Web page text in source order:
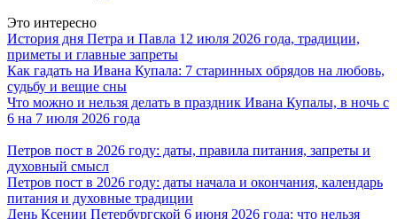
Это интересно
История дня Петра и Павла 12 июля 2026 года, традиции,
приметы и главные запреты
Как гадать на Ивана Купала: 7 старинных обрядов на любовь,
судьбу и вещие сны
Что можно и нельзя делать в праздник Ивана Купалы, в ночь с
6 на 7 июля 2026 года
Петров пост в 2026 году: даты, правила питания, запреты и
духовный смысл
Петров пост в 2026 году: даты начала и окончания, календарь
питания и духовные традиции
День Ксении Петербургской 6 июня 2026 года: что нельзя